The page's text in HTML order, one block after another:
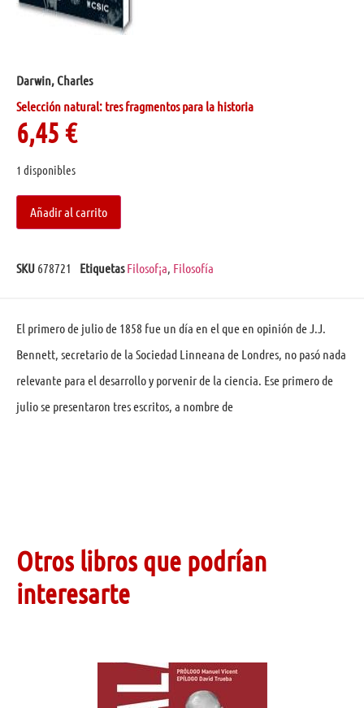
Darwin, Charles
Selección natural: tres fragmentos para la historia
6,45 €
1 disponibles
Añadir al carrito
SKU 678721 Etiquetas Filosof¡a, Filosofía
El primero de julio de 1858 fue un día en el que en opinión de J.J.
Bennett, secretario de la Sociedad Linneana de Londres, no pasó nada
relevante para el desarrollo y porvenir de la ciencia. Ese primero de
julio se presentaron tres escritos, a nombre de
Otros libros que podrían
interesarte